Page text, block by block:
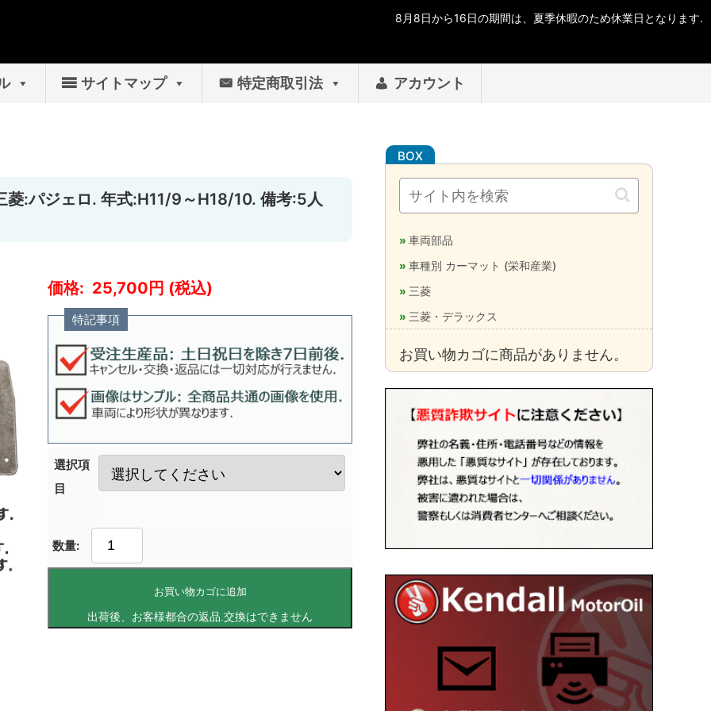
サイトマップ 特定商取引法 アカウント
菱:パジェロ. 年式:H11/9～H18/10. 備考:5人
25,700
特記事項
選択項
目
お買い物カゴに追加
車両部品
車種別 カーマット (栄和産業)
三菱
三菱・デラックス
お買い物カゴに商品がありません。